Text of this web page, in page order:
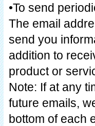
•To send
The email
send you
addition to
product or
Note: If at any
future emails,
bottom of each